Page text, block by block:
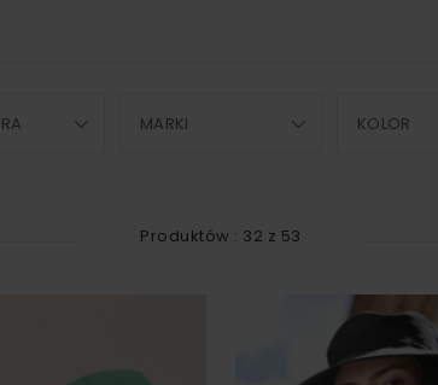
MARKI KOLOR
Produktów : 32 z 53